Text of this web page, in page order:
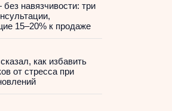
навязчивости: три
15–20% к продаже
как избавить
от стресса при